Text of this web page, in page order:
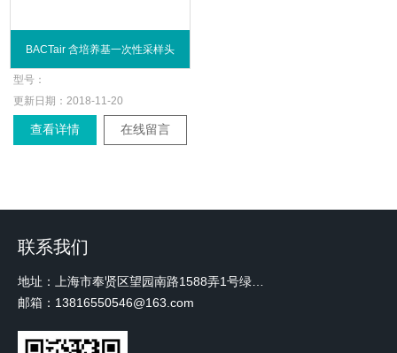
BACTair 含培养基一次性采样头
型号：
更新日期： 2018-11-20
查看详情 在线留言
联系我们
邮箱：13816550546@163.com